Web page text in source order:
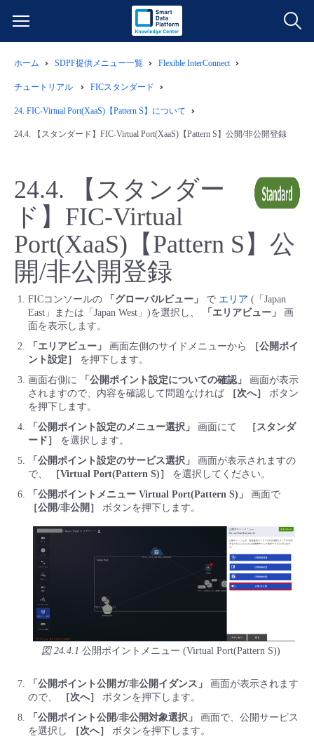
サービス一覧
データ利活用
ネットワーク
モニタリング/監査
サポート
管理機能
すべてのメニューを見る
よくある質問
クラウド/サーバー
IoT
モニタリング/監査
サポート
管理機能
すべてのメニューを見る
料金シミュレーター
クラウド/サーバー
ネットワーク
IoT
モニタリング/監査
サポート
すべてのメニューを見る
ご利用開始ガイド
■ 管理機能
- 管理機能
■ セットアップガイド
- 新規お申し込み方法
- 初期設定・確認
- ユーザー機能の管理
- 登録情報の管理
■ 基本構築ガイド
- クラウド / サーバー
- Flexible InterConnect
- Flexible Remote Access
- vUTM2
ユースケース
- バックアップ
- セキュリティ・監査
- データと分析
- IoT
- マルチクラウド利用
- リモートワーク
- ITインフラストラクチャー
- その他
故障/メンテナンス情報
サービス稼働状況
故障/メンテナンス履歴
メンテナンス予定
定期メンテナンス
パートナー
販売パートナー向けプログラム
協業パートナー
トレーニング/操作動画
脱炭素化
ホーム SDPF提供メニュー一覧 Flexible InterConnect
チュートリアル FICスタンダード
24. FIC-Virtual Port(XaaS)【Pattern S】について
24.4. 【スタンダード】FIC-Virtual Port(XaaS)【Pattern S】公開/非公開登録
24.4.
【スタンダー
ド】FIC-Virtual
Port(XaaS)【Pattern S】公
開/非公開登録
FICコンソールの 「グローバルビュー」 で エリア (「Japan
East」または「Japan West」)を選択し、
「エリアビュー」
画
面を表示します。
「エリアビュー」
画面左側のサイドメニューから
［公開ポイ
ント設定］
を押下します。
画面右側に
「公開ポイント設定についての確認」
画面が表示
されますので、内容を確認して問題なければ
［次へ］
ボタン
を押下します。
「公開ポイント設定のメニュー選択」
画面にて
［スタンダ
ード］
を選択します。
「公開ポイント設定のサービス選択」
画面が表示されますの
で、
［Virtual Port(Pattern S)］
を選択してください。
「公開ポイントメニュー Virtual Port(Pattern S)」
画面で
［公開/非公開］
ボタンを押下します。
図 24.4.1 公開ポイントメニュー (Virtual Port(Pattern S))
「公開ポイント公開ガ/非公開イダンス」
画面が表示されます
ので、
［次へ］
ボタンを押下します。
「公開ポイント公開/非公開対象選択」
画面で、公開サービス
を選択し
［次へ］ ボタンを押下します。